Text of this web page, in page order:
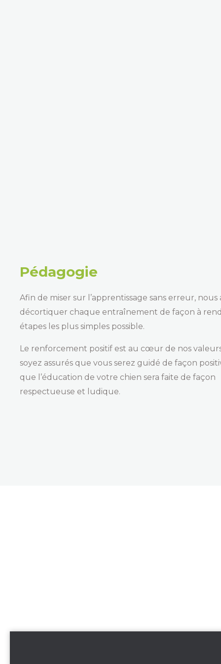
Pédagogie
Afin de miser sur l’apprentissage sans erreur, nous
décortiquer chaque entraînement de façon à
étapes les plus simples possible.
Le renforcement positif est au cœur de nos
soyez assurés que vous serez guidé de façon
que l’éducation de votre chien sera faite de façon
respectueuse et ludique.